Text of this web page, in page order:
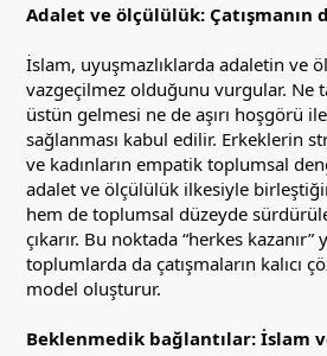
Adalet ve ölçülülük: Çatışmanın
İslam, uyuşmazlıklarda adaletin ve
vazgeçilmez olduğunu vurgular. Ne
üstün gelmesi ne de aşırı hoşgörü
sağlanması kabul edilir. Erkeklerin
ve kadınların empatik toplumsal
adalet ve ölçülülük ilkesiyle
hem de toplumsal düzeyde
çıkarır. Bu noktada “herkes kazanır”
toplumlarda da çatışmaların kalıcı
model oluşturur.
Beklenmedik bağlantılar: İslam